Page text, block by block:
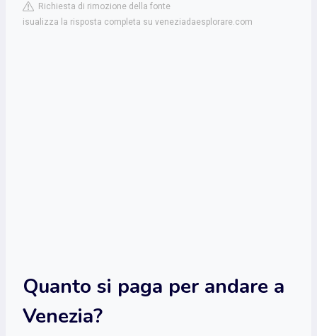
Richiesta di rimozione della fonte
isualizza la risposta completa su veneziadaesplorare.com
Quanto si paga per andare a
Venezia?